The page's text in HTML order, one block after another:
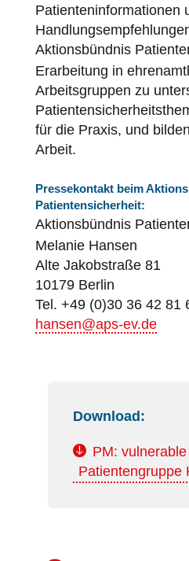
Patienteninformationen
Aktionsbündnis
Erarbeitung in
Arbeitsgruppen zu
für die Praxis, und
Arbeit.
Pressekontakt beim
Patientensicherheit:
Aktionsbündnis
Melanie Hansen
Alte Jakobstraße 81
10179 Berlin
Tel. +49 (0)30 36 42 81
hansen@aps-ev.de
Download:
PM: vulnerable
Patientengruppe